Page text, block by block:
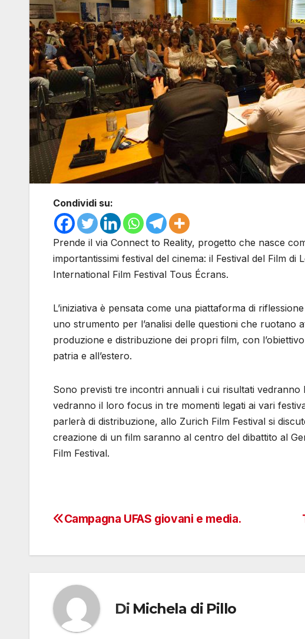
Condividi su:
Prende il via Connect to Reality, progetto che nasce
importantissimi festival del cinema: il Festival del Film
International Film Festival Tous Écrans.
L’iniziativa è pensata come una piattaforma di
uno strumento per l’analisi delle questioni che
produzione e distribuzione dei propri film, con
patria e all’estero.
Sono previsti tre incontri annuali i cui risultati
vedranno il loro focus in tre momenti legati ai vari
parlerà di distribuzione, allo Zurich Film Festival si
creazione di un film saranno al centro del dibattito al
Film Festival.
Navigazione
Campagna UFAS giovani e media.
Di Michela di Pillo